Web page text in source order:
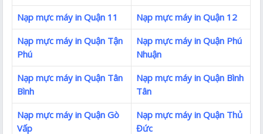
Nạp mực máy in Quận 11
Nạp mực máy in Quận 12
Nạp mực máy in Quận Tận
Phú
Nạp mực máy in Quận Phú
Nhuận
Nạp mực máy in Quận Tân
Bình
Nạp mực máy in Quận Bình
Tân
Nạp mực máy in Quận Gò
Vấp
Nạp mực máy in Quận Thủ
Đức